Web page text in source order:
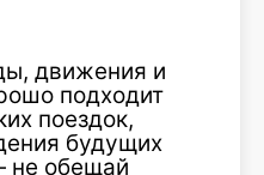
движения и
подходит
поездок,
будущих
не обещай